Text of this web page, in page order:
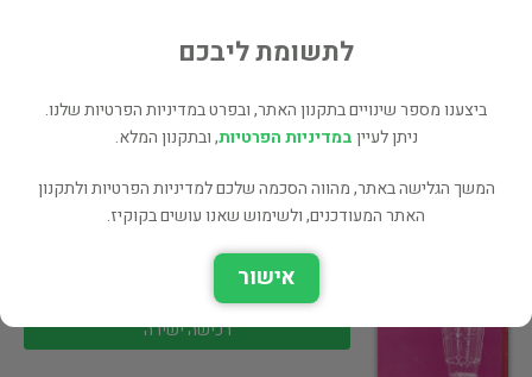
תולדות יהודי מרוקו (במצב ט"מ, המחיר…
תולדות היהודים
רכישה ישירה
לתשומת ליבכם
ביצענו מספר שינויים בתקנון האתר, ובפרט במדיניות הפרטיות שלנו.
ניתן לעייןבמדיניות הפרטיות, ובתקנון המלא.
המשך הגלישה באתר, מהווה הסכמה שלכם למדיניות הפרטיות ולתקנון
האתר המעודכנים, ולשימוש שאנו עושים בקוקיז.
אישור